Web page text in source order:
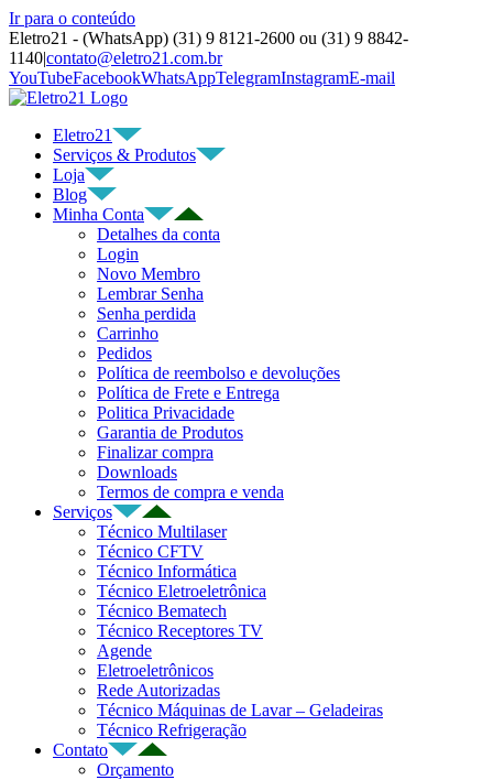
Ir para o conteúdo
Eletro21 - (WhatsApp) (31) 9 8121-2600 ou (31) 9 8842-
1140|contato@eletro21.com.br
YouTubeFacebookWhatsAppTelegramInstagramE-mail
Eletro21
Serviços & Produtos
Loja
Blog
Minha Conta
Detalhes da conta
Login
Novo Membro
Lembrar Senha
Senha perdida
Carrinho
Pedidos
Política de reembolso e devoluções
Política de Frete e Entrega
Politica Privacidade
Garantia de Produtos
Finalizar compra
Downloads
Termos de compra e venda
Serviços
Técnico Multilaser
Técnico CFTV
Técnico Informática
Técnico Eletroeletrônica
Técnico Bematech
Técnico Receptores TV
Agende
Eletroeletrônicos
Rede Autorizadas
Técnico Máquinas de Lavar – Geladeiras
Técnico Refrigeração
Contato
Orçamento